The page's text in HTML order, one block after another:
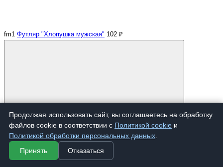
fm1 Футляр "Хлопушка мужская" 102 ₽
Купить
Продолжая использовать сайт, вы соглашаетесь на обработку
файлов cookie в соответствии с Политикой cookie и
Политикой обработки персональных данных
Принять
Отказаться